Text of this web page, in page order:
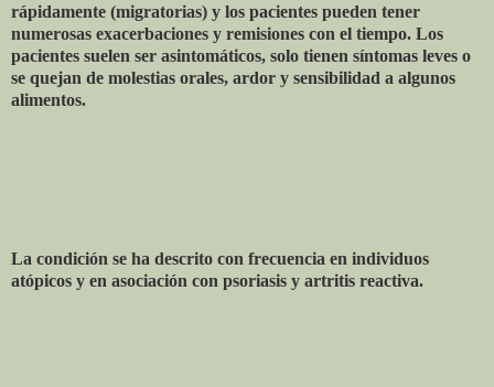
rápidamente (migratorias) y los pacientes pueden tener
numerosas exacerbaciones y remisiones con el tiempo. Los
pacientes suelen ser asintomáticos, solo tienen síntomas leves o
se quejan de molestias orales, ardor y sensibilidad a algunos
alimentos.
La condición se ha descrito con frecuencia en individuos
atópicos y en asociación con psoriasis y artritis reactiva.